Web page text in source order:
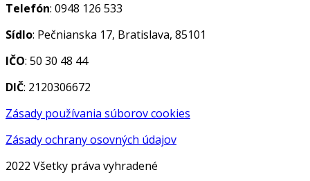
Telefón: 0948 126 533
Sídlo: Pečnianska 17, Bratislava, 85101
IČO: 50 30 48 44
DIČ: 2120306672
Zásady používania súborov cookies
Zásady ochrany osovných údajov
2022 Všetky práva vyhradené